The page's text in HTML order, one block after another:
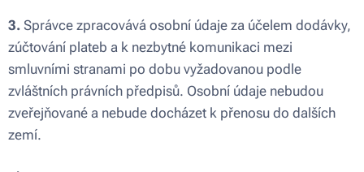
3. Správce zpracovává osobní údaje za účelem dodávky,
zúčtování plateb a k nezbytné komunikaci mezi
smluvními stranami po dobu vyžadovanou podle
zvláštních právních předpisů. Osobní údaje nebudou
zveřejňované a nebude docházet k přenosu do dalších
zemí.